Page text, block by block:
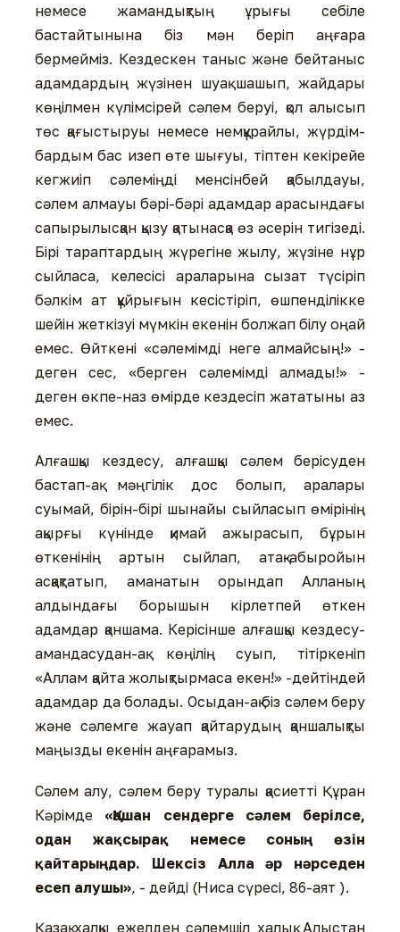
немесе жамандықтың ұрығы себіле
бастайтынына біз мән беріп аңғара
бермейміз. Кездескен таныс және бейтаныс
адамдардың жүзінен шуақ шашып, жайдары
көңілмен күлімсірей сәлем беруі, қол алысып
төс қағыстыруы немесе немқұрайлы, жүрдім-
бардым бас изеп өте шығуы, тіптен кекірейе
кегжиіп сәлеміңді менсінбей қабылдауы,
сәлем алмауы бәрі-бәрі адамдар арасындағы
сапырылысқан қызу қатынасқа өз әсерін тигізеді.
Бірі тараптардың жүрегіне жылу, жүзіне нұр
сыйласа, келесісі араларына сызат түсіріп
бәлкім ат құйрығын кесістіріп, өшпенділікке
шейін жеткізуі мүмкін екенін болжап білу оңай
емес. Өйткені «сәлемімді неге алмайсың!» -
деген сес, «берген сәлемімді алмады!» -
деген өкпе-наз өмірде кездесіп жататыны аз
емес.
Алғашқы кездесу, алғашқы сәлем берісуден
бастап-ақ мәңгілік дос болып, аралары
суымай, бірін-бірі шынайы сыйласып өмірінің
ақырғы күнінде қимай ажырасып, бұрын
өткенінің артын сыйлап, атақ-абыройын
асқақтатып, аманатын орындап Алланың
алдындағы борышын кірлетпей өткен
адамдар қаншама. Керісінше алғашқы кездесу-
амандасудан-ақ көңілің суып, тітіркеніп
«Аллам қайта жолықтырмаса екен!» -дейтіндей
адамдар да болады. Осыдан-ақ біз сәлем беру
және сәлемге жауап қайтарудың қаншалықты
маңызды екенін аңғарамыз.
Сәлем алу, сәлем беру туралы қасиетті Құран
Кәрімде «Қашан сендерге сәлем берілсе,
одан жақсырақ немесе соның өзін
қайтарыңдар. Шексіз Алла әр нәрседен
есеп алушы», - дейді (Ниса сүресі, 86-аят ).
Қазақ халқы ежелден сәлемшіл халық. Алыстан